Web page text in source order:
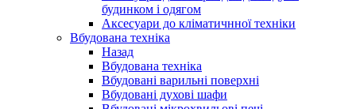
будинком і одягом
Аксесуари до кліматичнної техніки
Вбудована техніка
Назад
Вбудована техніка
Вбудовані варильні поверхні
Вбудовані духові шафи